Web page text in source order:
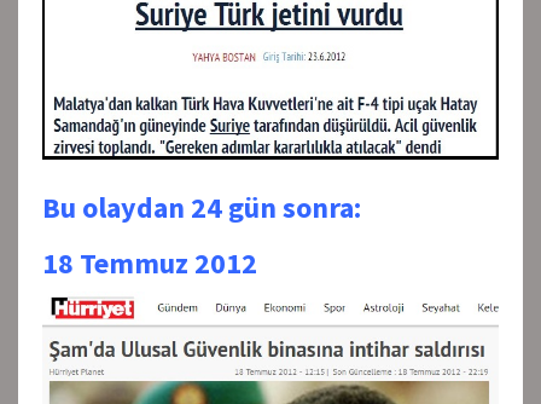
Bu olaydan 24 gün sonra:
18 Temmuz 2012